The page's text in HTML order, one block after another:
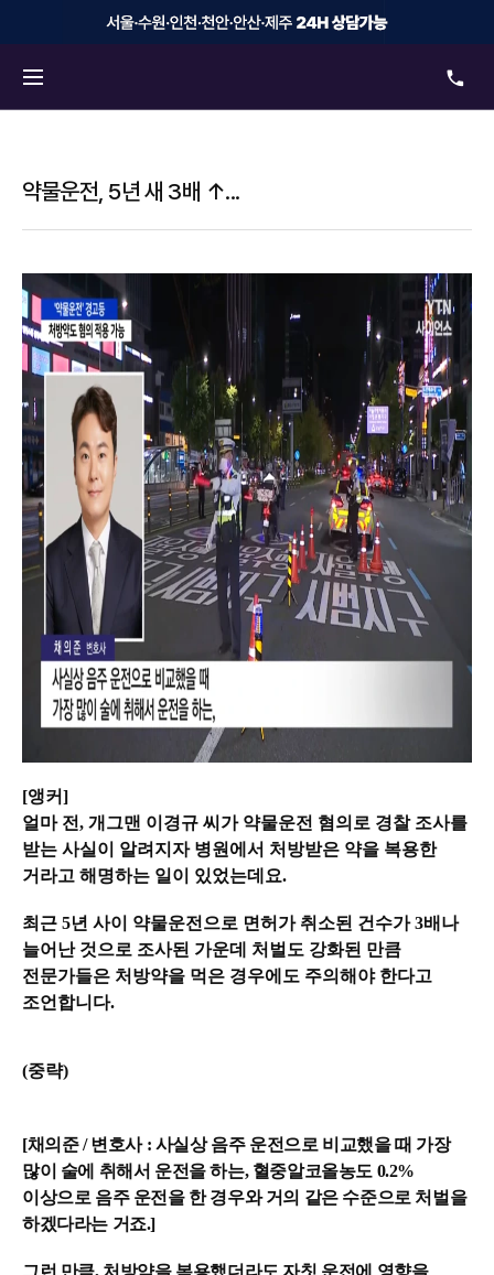
약물운전, 5년 새 3배 ↑...
[앵커]
얼마 전, 개그맨 이경규 씨가 약물운전 혐의로 경찰 조사를
받는 사실이 알려지자 병원에서 처방받은 약을 복용한
거라고 해명하는 일이 있었는데요.
최근 5년 사이 약물운전으로 면허가 취소된 건수가 3배나
늘어난 것으로 조사된 가운데 처벌도 강화된 만큼
전문가들은 처방약을 먹은 경우에도 주의해야 한다고
조언합니다.
(중략)
[채의준 / 변호사 : 사실상 음주 운전으로 비교했을 때 가장
많이 술에 취해서 운전을 하는, 혈중알코올농도 0.2%
이상으로 음주 운전을 한 경우와 거의 같은 수준으로 처벌을
하겠다라는 거죠.]
그런 만큼, 처방약을 복용했더라도 자칫 운전에 영향을